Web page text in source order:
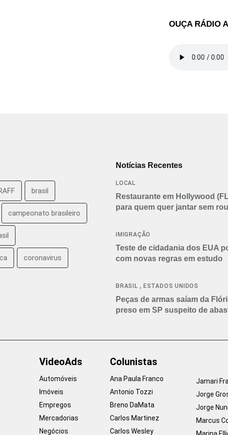
OUÇA RÁDIO
brasil
campeonato brasileiro
coronavirus
Notícias Recentes
LOCAL
Restaurante em Hollywood
para quem quer jantar sem
IMIGRAÇÃO
Teste de cidadania dos EUA
com novas regras em estudo
BRASIL , ESTADOS UNIDOS
Peças de armas saíam da
preso em SP suspeito de
VideoAds
Automóveis
Imóveis
Empregos
Mercadorias
Negócios
Colunistas
Ana Paula Franco
Antonio Tozzi
Breno DaMata
Carlos Martinez
Carlos Wesley
Jamari
Jorge
Jorge
Marcus